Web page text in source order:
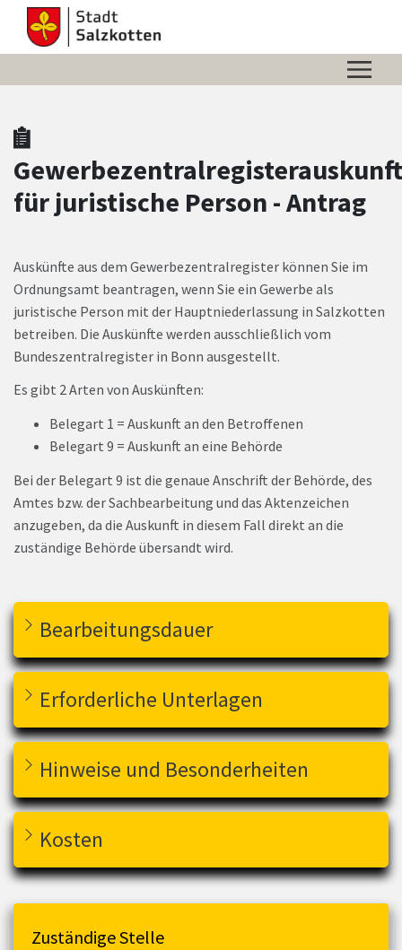
Zum Header
Zum Hauptinhalt
Zum Footer
Zum Hauptinhalt springen
Gewerbezentralregisterauskunft
für juristische Person - Antrag
Auskünfte aus dem Gewerbezentralregister können Sie im
Ordnungsamt beantragen, wenn Sie ein Gewerbe als
juristische Person mit der Hauptniederlassung in Salzkotten
betreiben. Die Auskünfte werden ausschließlich vom
Bundeszentralregister in Bonn ausgestellt.
Es gibt 2 Arten von Auskünften:
Belegart 1 = Auskunft an den Betroffenen
Belegart 9 = Auskunft an eine Behörde
Bei der Belegart 9 ist die genaue Anschrift der Behörde, des
Amtes bzw. der Sachbearbeitung und das Aktenzeichen
anzugeben, da die Auskunft in diesem Fall direkt an die
zuständige Behörde übersandt wird.
Bearbeitungsdauer
Erforderliche Unterlagen
Hinweise und Besonderheiten
Kosten
Zuständige Stelle